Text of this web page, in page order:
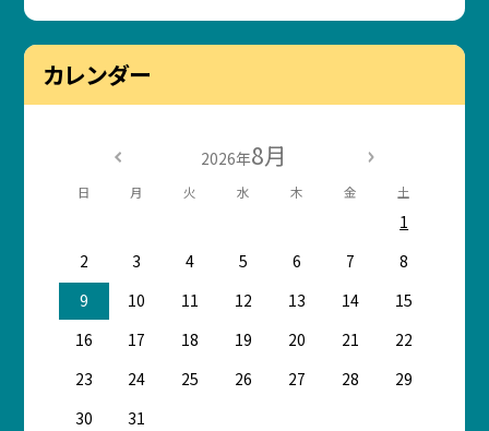
カレンダー
2026年8月
日 月 火 水 木 金 土
1
2
3 4 5 6 7
8
9
10 11 12 13 14
15
16
17 18 19 20 21
22
23
24 25 26 27 28
29
30
31